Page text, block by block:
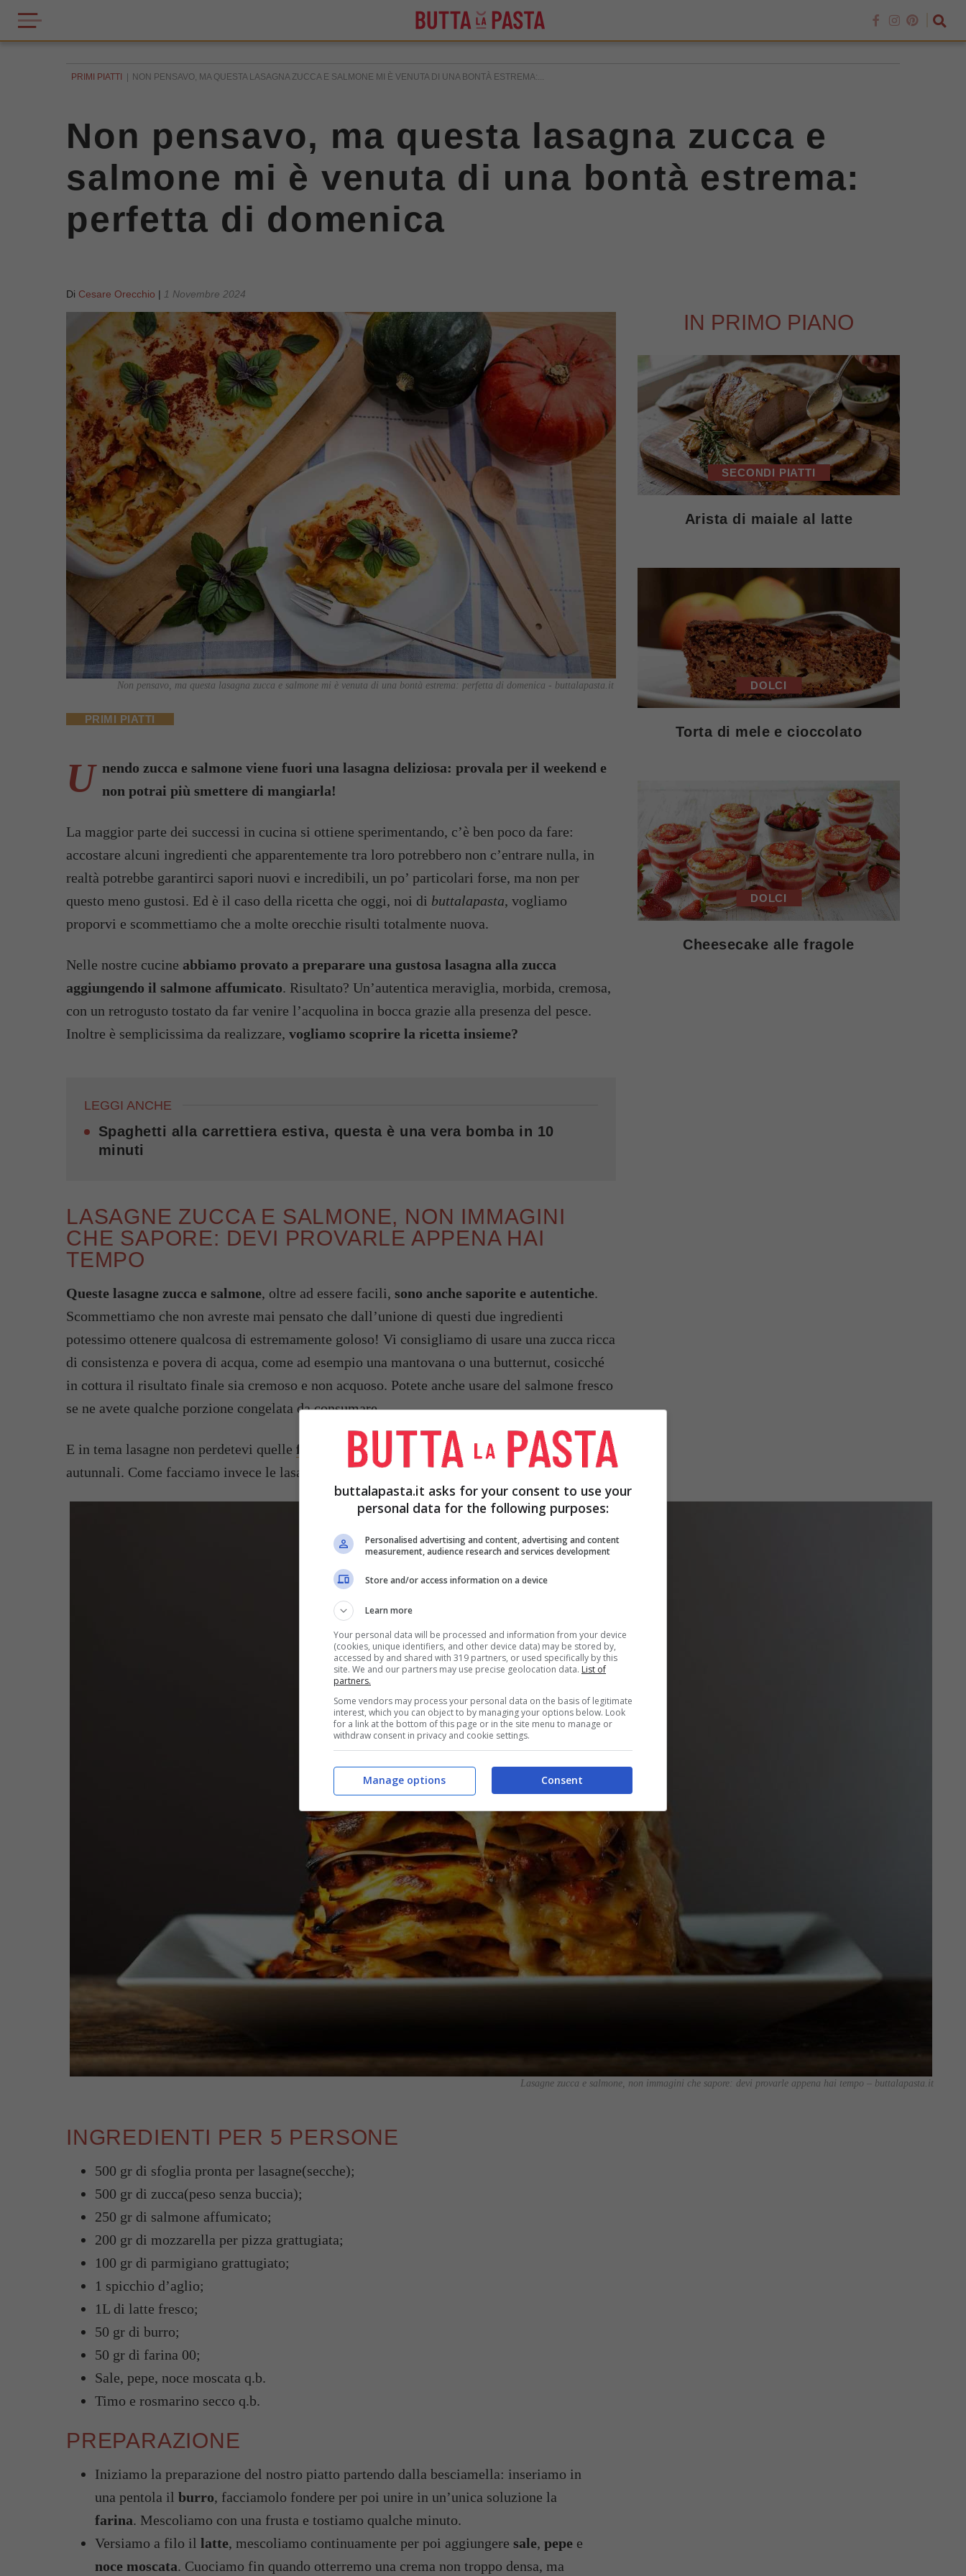
PRIMI PIATTI NON PENSAVO, MA QUESTA LASAGNA ZUCCA E SALMONE MI È VENUTA DI UNA BONTÀ ESTREMA:...
Non pensavo, ma questa lasagna zucca e
salmone mi è venuta di una bontà estrema:
perfetta di domenica
Di Cesare Orecchio | 1 Novembre 2024
Non pensavo, ma questa lasagna zucca e salmone mi è venuta di una bontà estrema: perfetta di domenica - buttalapasta.it
PRIMI PIATTI
U nendo zucca e salmone viene fuori una lasagna deliziosa: provala per il weekend e
non potrai più smettere di mangiarla!
La maggior parte dei successi in cucina si ottiene sperimentando, c’è ben poco da fare:
accostare alcuni ingredienti che apparentemente tra loro potrebbero non c’entrare nulla, in
realtà potrebbe garantirci sapori nuovi e incredibili, un po’ particolari forse, ma non per
questo meno gustosi. Ed è il caso della ricetta che oggi, noi di buttalapasta, vogliamo
proporvi e scommettiamo che a molte orecchie risulti totalmente nuova.
Nelle nostre cucine abbiamo provato a preparare una gustosa lasagna alla zucca
aggiungendo il salmone affumicato. Risultato? Un’autentica meraviglia, morbida, cremosa,
con un retrogusto tostato da far venire l’acquolina in bocca grazie alla presenza del pesce.
Inoltre è semplicissima da realizzare, vogliamo scoprire la ricetta insieme?
LEGGI ANCHE
Spaghetti alla carrettiera estiva, questa è una vera bomba in 10
minuti
LASAGNE ZUCCA E SALMONE, NON IMMAGINI
CHE SAPORE: DEVI PROVARLE APPENA HAI
TEMPO
Queste lasagne zucca e salmone, oltre ad essere facili, sono anche saporite e autentiche.
Scommettiamo che non avreste mai pensato che dall’unione di questi due ingredienti
potessimo ottenere qualcosa di estremamente goloso! Vi consigliamo di usare una zucca ricca
di consistenza e povera di acqua, come ad esempio una mantovana o una butternut, cosicché
in cottura il risultato finale sia cremoso e non acquoso. Potete anche usare del salmone fresco
se ne avete qualche porzione congelata da consumare.
E in tema lasagne non perdetevi quelle facili alle zucchine o le lasagne ai funghi, veramente
autunnali. Come facciamo invece le lasagne zucca e salmone di oggi?
Lasagne zucca e salmone, non immagini che sapore: devi provarle appena hai tempo – buttalapasta.it
INGREDIENTI PER 5 PERSONE
500 gr di sfoglia pronta per lasagne(secche);
500 gr di zucca(peso senza buccia);
250 gr di salmone affumicato;
200 gr di mozzarella per pizza grattugiata;
100 gr di parmigiano grattugiato;
1 spicchio d’aglio;
1L di latte fresco;
50 gr di burro;
50 gr di farina 00;
Sale, pepe, noce moscata q.b.
Timo e rosmarino secco q.b.
PREPARAZIONE
Iniziamo la preparazione del nostro piatto partendo dalla besciamella: inseriamo in
una pentola il burro, facciamolo fondere per poi unire in un’unica soluzione la
farina. Mescoliamo con una frusta e tostiamo qualche minuto.
Versiamo a filo il latte, mescoliamo continuamente per poi aggiungere sale, pepe e
noce moscata. Cuociamo fin quando otterremo una crema non troppo densa, ma
IN PRIMO PIANO
SECONDI PIATTI
Arista di maiale al latte
DOLCI
Torta di mele e cioccolato
DOLCI
Cheesecake alle fragole
buttalapasta.it asks for your consent to use your
personal data for the following purposes:
Personalised advertising and content, advertising and content
measurement, audience research and services development
Store and/or access information on a device
Learn more
Your personal data will be processed and information from your device
(cookies, unique identifiers, and other device data) may be stored by,
accessed by and shared with 319 partners, or used specifically by this
site. We and our partners may use precise geolocation data. List of
partners.
Some vendors may process your personal data on the basis of legitimate
interest, which you can object to by managing your options below. Look
for a link at the bottom of this page or in the site menu to manage or
withdraw consent in privacy and cookie settings.
Consent
Manage options